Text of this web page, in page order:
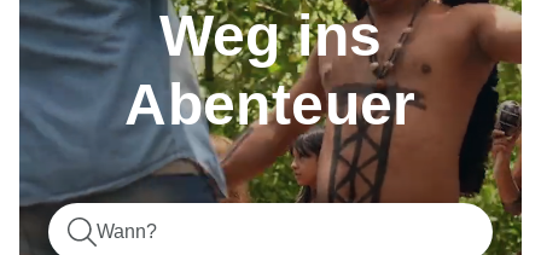
Weg ins
Abenteuer
Wann?